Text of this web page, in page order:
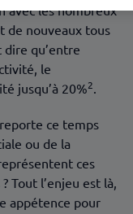
avec les nombreux
de nouveaux tous
dire qu’entre
le
jusqu’à 20%2.
ce temps
ou de la
ces
Tout l’enjeu est là,
appétence pour